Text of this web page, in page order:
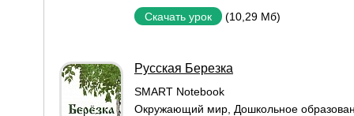
Скачать урок (10,29 Мб)
Русская Березка
SMART Notebook
Окружающий мир Дошкольное